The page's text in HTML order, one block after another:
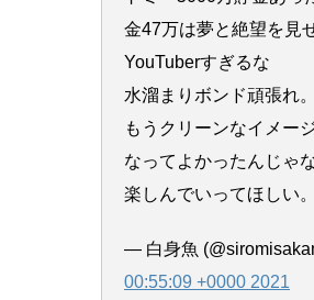
金47万は夢と絶望を見
YouTuberすぎるな
水溜まりボンド頑張れ。
もうクリーンなイメー
なってよかったんじゃ
楽しんでいってほしい。
— 白身魚
00:55:09 +0000 2021